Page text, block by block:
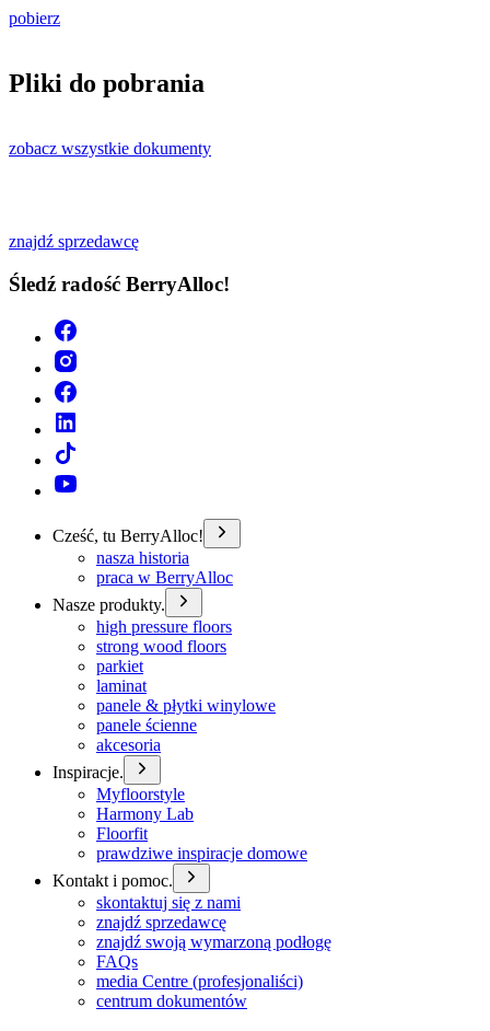
pobierz
Pliki do pobrania
zobacz wszystkie dokumenty
znajdź sprzedawcę
Śledź radość BerryAlloc!
Cześć, tu BerryAlloc!
nasza historia
praca w BerryAlloc
Nasze produkty.
high pressure floors
strong wood floors
parkiet
laminat
panele & płytki winylowe
panele ścienne
akcesoria
Inspiracje.
Myfloorstyle
Harmony Lab
Floorfit
prawdziwe inspiracje domowe
Kontakt i pomoc.
skontaktuj się z nami
znajdź sprzedawcę
znajdź swoją wymarzoną podłogę
FAQs
media Centre (profesjonaliści)
centrum dokumentów